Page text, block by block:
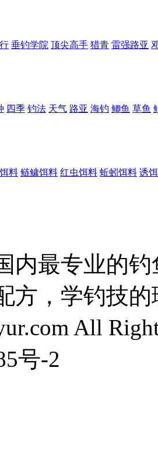
垂钓学院 顶尖高手 猎青 雷强路亚
四季 钓法 天气 路亚 海钓 鲫鱼 草鱼
料 鲢鳙饵料 红虫饵料 蚯蚓饵料 诱
内最专业的
方，学钓技
All
号-2